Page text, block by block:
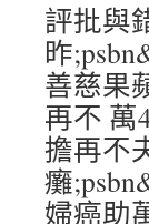
評批與
昨
善慈果
再不 萬
擔再不
癱
婦癌助